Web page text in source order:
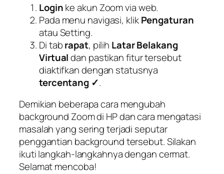
Loginke akun Zoom via web.
Pada menu navigasi, klikPengaturan
atau Setting.
Di tabrapat, pilih Latar Belakang
Virtualdan pastikan fitur tersebut
diaktifkan dengan statusnya
tercentang ✓.
Demikian beberapa cara mengubah
background Zoom di HP dan cara mengatasi
masalah yang sering terjadi seputar
penggantian background tersebut. Silakan
ikuti langkah-langkahnya dengan cermat.
Selamat mencoba!